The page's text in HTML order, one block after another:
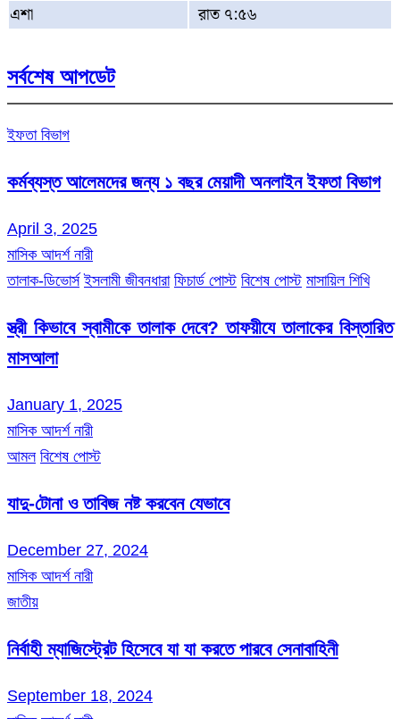
এশা
রাত ৭:৫৬
সর্বশেষ আপডেট
ইফতা বিভাগ
কর্মব্যস্ত আলেমদের জন্য ১ বছর মেয়াদী অনলাইন ইফতা বিভাগ
April 3, 2025
মাসিক আদর্শ নারী
তালাক-ডিভোর্স ইসলামী জীবনধারা ফিচার্ড পোস্ট বিশেষ পোস্ট মাসায়িল শিখি
স্ত্রী কিভাবে স্বামীকে তালাক দেবে? তাফয়ীযে তালাকের বিস্তারিত
মাসআলা
January 1, 2025
মাসিক আদর্শ নারী
আমল বিশেষ পোস্ট
যাদু-টোনা ও তাবিজ নষ্ট করবেন যেভাবে
December 27, 2024
মাসিক আদর্শ নারী
জাতীয়
নির্বাহী ম্যাজিস্ট্রেট হিসেবে যা যা করতে পারবে সেনাবাহিনী
September 18, 2024